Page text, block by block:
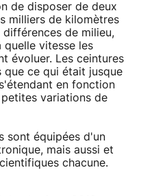
de disposer de deux
milliers de kilomètres
de milieu,
quelle vitesse les
évoluer. Les ceintures
que ce qui était jusque
en fonction
variations de
sont équipées d'un
mais aussi et
chacune.